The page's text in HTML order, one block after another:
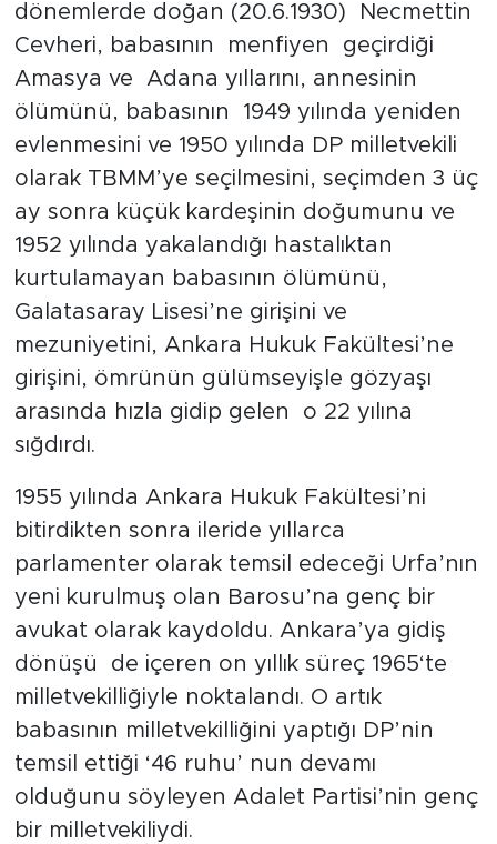
dönemlerde doğan (20.6.1930) Necmettin
Cevheri, babasının menfiyen geçirdiği
Amasya ve Adana yıllarını, annesinin
ölümünü, babasının 1949 yılında yeniden
evlenmesini ve 1950 yılında DP milletvekili
olarak TBMM’ye seçilmesini, seçimden 3 üç
ay sonra küçük kardeşinin doğumunu ve
1952 yılında yakalandığı hastalıktan
kurtulamayan babasının ölümünü,
Galatasaray Lisesi’ne girişini ve
mezuniyetini, Ankara Hukuk Fakültesi’ne
girişini, ömrünün gülümseyişle gözyaşı
arasında hızla gidip gelen o 22 yılına
sığdırdı.
1955 yılında Ankara Hukuk Fakültesi’ni
bitirdikten sonra ileride yıllarca
parlamenter olarak temsil edeceği Urfa’nın
yeni kurulmuş olan Barosu’na genç bir
avukat olarak kaydoldu. Ankara’ya gidiş
dönüşü de içeren on yıllık süreç 1965‘te
milletvekilliğiyle noktalandı. O artık
babasının milletvekilliğini yaptığı DP’nin
temsil ettiği ‘46 ruhu’ nun devamı
olduğunu söyleyen Adalet Partisi’nin genç
bir milletvekiliydi.